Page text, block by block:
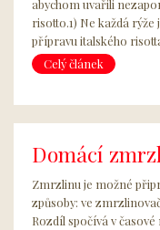
abychom uvařili
risotto.1) Ne každá rýže
přípravu italského
Celý článek
Domácí
Zmrzlinu je možné
způsoby: ve
Rozdíl spočívá v